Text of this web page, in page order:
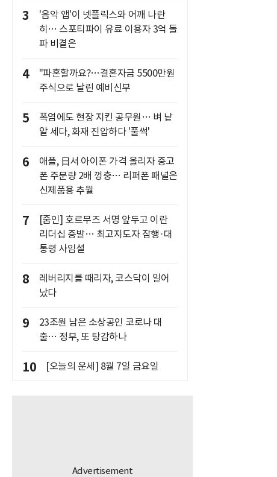
3
'음악 앱'이 넷플릭스와 어깨 나란
히… 스포티파이 유료 이용자 3억 돌
파 비결은
4
"파혼할까요?…결혼자금 5500만원
주식으로 날린 예비신부
5
폭염에도 현장 지킨 공무원… 벼 낱
알 세다, 화재 진압하다 '풀썩'
6
애플, 日서 아이폰 가격 올리자 중고
폰 주문량 2배 껑충… 리퍼폰 패널은
신제품용 추월
7
[줌인] 호르무즈 서명 앞두고 이란
리더십 증발… 최고지도자 잠행·대
통령 사임설
8
레버리지를 때리자, 코스닥이 일어
났다
9
23조원 남은 소상공인 코로나 대
출… 정부, 또 탕감하나
10 [오늘의 운세] 8월 7일 금요일